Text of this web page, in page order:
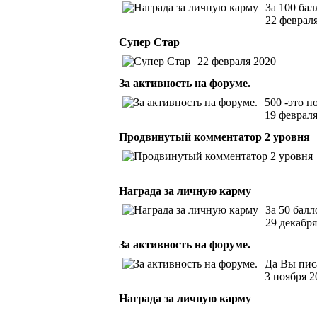
За 100
22
Супер Стар
22 февраля 2020
За активность на форуме.
500 -это
19
Продвинутый комментатор 2 уровня
Награда за личную карму
За 50
29
За активность на форуме.
Да Вы
3 ноября
Награда за личную карму